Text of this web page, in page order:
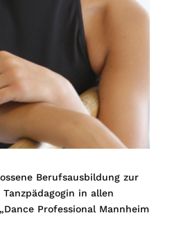
Berufsausbildung zur
in allen
Professional Mannheim